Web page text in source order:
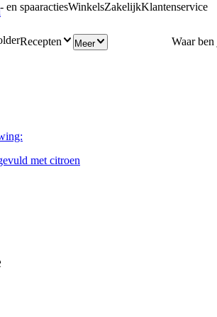
en spaaractiesWinkelsZakelijkKlantenservice
Recepten Meer
met citroen